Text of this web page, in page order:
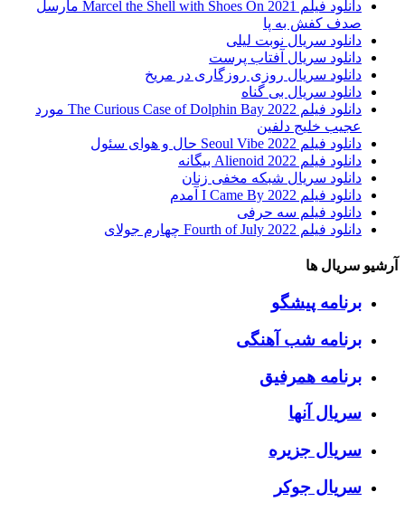
دانلود فیلم Marcel the Shell with Shoes On 2021 مارسل
صدف کفش به پا
دانلود سریال نوبت لیلی
دانلود سریال آفتاب پرست
دانلود سریال روزی روزگاری در مریخ
دانلود سریال بی گناه
دانلود فیلم The Curious Case of Dolphin Bay 2022 مورد
عجیب خلیج دلفین
دانلود فیلم Seoul Vibe 2022 حال و هوای سئول
دانلود فیلم Alienoid 2022 بیگانه
دانلود سریال شبکه مخفی زنان
دانلود فیلم I Came By 2022 آمدم
دانلود فیلم سه حرفی
دانلود فیلم Fourth of July 2022 چهارم جولای
آرشیو سریال ها
برنامه پیشگو
برنامه شب آهنگی
برنامه همرفیق
سریال آنها
سریال جزیره
سریال جوکر